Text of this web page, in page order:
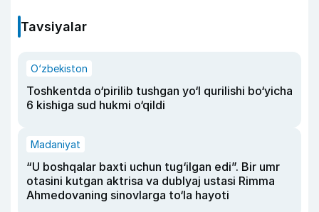
Tavsiyalar
O‘zbekiston
Toshkentda o‘pirilib tushgan yo‘l qurilishi bo‘yicha
6 kishiga sud hukmi o‘qildi
Madaniyat
“U boshqalar baxti uchun tug‘ilgan edi”. Bir umr
otasini kutgan aktrisa va dublyaj ustasi Rimma
Ahmedovaning sinovlarga to‘la hayoti